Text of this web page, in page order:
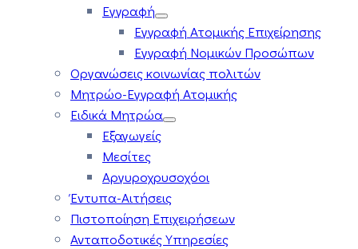
Εγγραφή
Εγγραφή Ατομικής Επιχείρησης
Εγγραφή Νομικών Προσώπων
Οργανώσεις κοινωνίας πολιτών
Μητρώο-Εγγραφή Ατομικής
Ειδικά Μητρώα
Εξαγωγείς
Μεσίτες
Αργυροχρυσοχόοι
Έντυπα-Αιτήσεις
Πιστοποίηση Επιχειρήσεων
Ανταποδοτικές Υπηρεσίες